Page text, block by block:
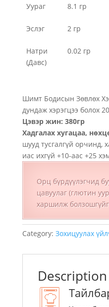
Уураг 8.1 гр
Эслэг 2 гр
Натри
(Давс)
0.02 гр
Шимт Бодисын Зөвлөх
дундаж хэрэгцээ болох
Цэвэр жин: 380гр
Хадгалах хугацаа,
шууд тусгалгүй орчинд,
иас ихгүй +10-аас +25
Орц бүрдүүлэгчид
цавуулаг (глютин
харшилж
Category: Зохицуулах
Description